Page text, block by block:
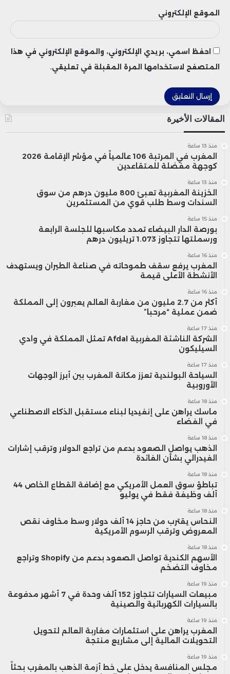
الموقع الإلكتروني
احفظ اسمي، بريدي الإلكتروني، والموقع الإلكتروني في هذا
المتصفح لاستخدامها المرة المقبلة في تعليقي.
المقالات الأخيرة
منذ 13 ساعة
المغرب في المرتبة 106 عالمياً في مؤشر الإقامة 2026
كوجهة مفضلة للمتقاعدين
منذ 13 ساعة
الخزينة المغربية تعبئ 800 مليون درهم من سوق
السندات وسط طلب قوي من المستثمرين
منذ 15 ساعة
بورصة الدار البيضاء تمدد مكاسبها للجلسة الرابعة
ورسملتها تتجاوز 1.073 تريليون درهم
منذ 16 ساعة
المغرب يرفع سقف طموحاته في صناعة الطيران ويستهدف
الأنشطة الأعلى قيمة
منذ 16 ساعة
أكثر من 2.7 مليون من مغاربة العالم يعبرون إلى المملكة
ضمن عملية “مرحبا”
منذ 17 ساعة
الشركة الناشئة المغربية Afdal تمثل المملكة في وادي
السيليكون
منذ 17 ساعة
السياحة البولندية تعزز مكانة المغرب بين أبرز الوجهات
الأوروبية
منذ 18 ساعة
ماسك يراهن على إنفيديا لبناء مستقبل الذكاء الاصطناعي
في الفضاء
منذ 18 ساعة
الذهب يواصل الصعود بدعم من تراجع الدولار وترقب إشارات
الفيدرالي بشأن الفائدة
منذ 18 ساعة
تباطؤ سوق العمل الأمريكي مع إضافة القطاع الخاص 44
ألف وظيفة فقط في يوليو
منذ 18 ساعة
النحاس يقترب من حاجز 14 ألف دولار وسط مخاوف نقص
المعروض وترقب الرسوم الأمريكية
منذ 18 ساعة
الأسهم الكندية تواصل الصعود بدعم من Shopify وتراجع
مخاوف التضخم
منذ 19 ساعة
مبيعات السيارات تتجاوز 152 ألف وحدة في 7 أشهر مدفوعة
بالسيارات الكهربائية والصينية
منذ 19 ساعة
المغرب يراهن على استثمارات مغاربة العالم لتحويل
التحويلات المالية إلى مشاريع منتجة
منذ 19 ساعة
مجلس المنافسة يدخل على خط أزمة الذهب بالمغرب بحثاً